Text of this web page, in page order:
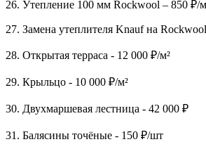
26. Утепление 100 мм Rockwool – 850 ₽/
27. Замена утеплителя Knauf на
28. Открытая терраса - 12 000 ₽/м²
29. Крыльцо - 10 000 ₽/м²
30. Двухмаршевая лестница - 42 000 ₽
31. Балясины точёные - 150 ₽/шт